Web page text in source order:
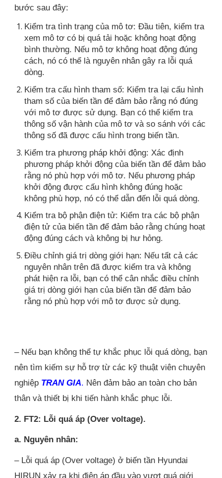
bước sau đây:
Kiểm tra tình trạng của mô tơ: Đầu tiên, kiểm tra
xem mô tơ có bị quá tải hoặc không hoạt động
bình thường. Nếu mô tơ không hoạt động đúng
cách, nó có thể là nguyên nhân gây ra lỗi quá
dòng.
Kiểm tra cấu hình tham số: Kiểm tra lại cấu hình
tham số của biến tần để đảm bảo rằng nó đúng
với mô tơ được sử dụng. Bạn có thể kiểm tra
thông số vận hành của mô tơ và so sánh với các
thông số đã được cấu hình trong biến tần.
Kiểm tra phương pháp khởi động: Xác định
phương pháp khởi động của biến tần để đảm bảo
rằng nó phù hợp với mô tơ. Nếu phương pháp
khởi động được cấu hình không đúng hoặc
không phù hợp, nó có thể dẫn đến lỗi quá dòng.
Kiểm tra bộ phận điện tử: Kiểm tra các bộ phận
điện tử của biến tần để đảm bảo rằng chúng hoạt
động đúng cách và không bị hư hỏng.
Điều chỉnh giá trị dòng giới hạn: Nếu tất cả các
nguyên nhân trên đã được kiểm tra và không
phát hiện ra lỗi, bạn có thể cân nhắc điều chỉnh
giá trị dòng giới hạn của biến tần để đảm bảo
rằng nó phù hợp với mô tơ được sử dụng.
– Nếu bạn không thể tự khắc phục lỗi quá dòng, bạn
nên tìm kiếm sự hỗ trợ từ các kỹ thuật viên chuyên
nghiệp TRAN GIA. Nên đảm bảo an toàn cho bản
thân và thiết bị khi tiến hành khắc phục lỗi.
2. FT2: Lỗi quá áp (Over voltage).
a. Nguyên nhân:
– Lỗi quá áp (Over voltage) ở biến tần Hyundai
HIRUN xảy ra khi điện áp đầu vào vượt quá giới